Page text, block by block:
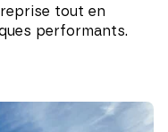
tout en
performants.